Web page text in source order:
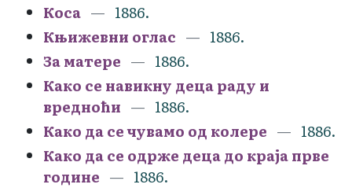
Коса
1886.
Књижевни оглас
1886.
За матере
1886.
Како се навикну деца раду и
вредноћи
1886.
Како да се чувамо од колере
1886.
Како да се одрже деца до краја прве
године
1886.